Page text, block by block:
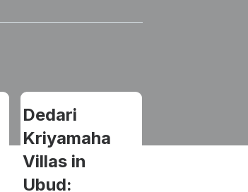
Dedari
Kriyamaha
Villas in
Ubud: